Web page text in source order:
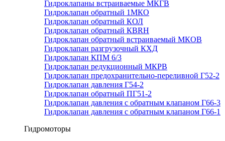
Гидроклапаны встраиваемые МКГВ
Гидроклапан обратный 1МКО
Гидроклапан обратный КОЛ
Гидроклапан обратный КВRН
Гидроклапан обратный встраиваемый МКОВ
Гидроклапан разгрузочный КХД
Гидроклапан КПМ 6/3
Гидроклапан редукционный МКРВ
Гидроклапан предохранительно-переливной Г52-2
Гидроклапан давления Г54-2
Гидроклапан обратный ПГ51-2
Гидроклапан давления с обратным клапаном Г66-3
Гидроклапан давления с обратным клапаном Г66-1
Гидромоторы